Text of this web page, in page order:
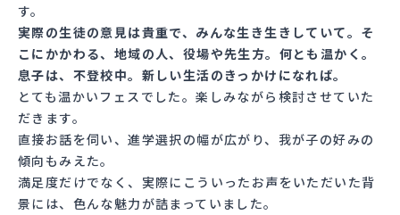
す。
実際の生徒の意見は貴重で、みんな生き生きしていて。そ
こにかかわる、地域の人、役場や先生方。何とも温かく。
息子は、不登校中。新しい生活のきっかけになれば。
とても温かいフェスでした。楽しみながら検討させていた
だきます。
直接お話を伺い、進学選択の幅が広がり、我が子の好みの
傾向もみえた。
満足度だけでなく、実際にこういったお声をいただいた背
景には、色んな魅力が詰まっていました。